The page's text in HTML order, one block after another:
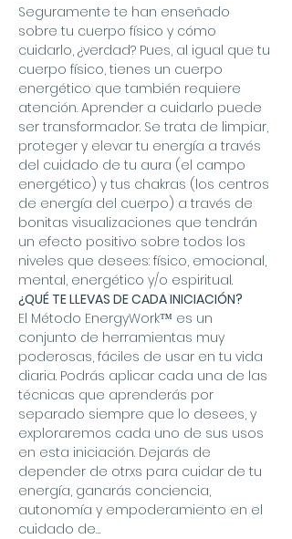
Seguramente te han enseñado
sobre tu cuerpo físico y cómo
cuidarlo, ¿verdad? Pues, al igual que tu
cuerpo físico, tienes un cuerpo
energético que también requiere
atención. Aprender a cuidarlo puede
ser transformador. Se trata de limpiar,
proteger y elevar tu energía a través
del cuidado de tu aura (el campo
energético) y tus chakras (los centros
de energía del cuerpo) a través de
bonitas visualizaciones que tendrán
un efecto positivo sobre todos los
niveles que desees: físico, emocional,
mental, energético y/o espiritual.
¿QUÉ TE LLEVAS DE CADA INICIACIÓN?
El Método EnergyWork™ es un
conjunto de herramientas muy
poderosas, fáciles de usar en tu vida
diaria. Podrás aplicar cada una de las
técnicas que aprenderás por
separado siempre que lo desees, y
exploraremos cada uno de sus usos
en esta iniciación. Dejarás de
depender de otrxs para cuidar de tu
energía, ganarás conciencia,
autonomía y empoderamiento en el
cuidado de…